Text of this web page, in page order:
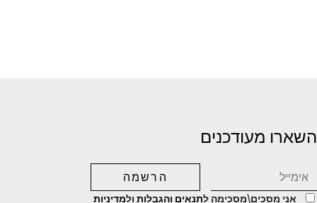
השארו מעודכנים
אני מסכים\מסכימה לתנאים והגבלות ולמדיניות